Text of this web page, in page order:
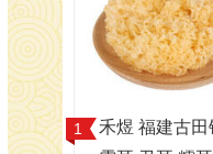
禾煜 福建古